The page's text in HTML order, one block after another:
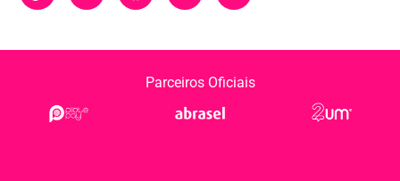
Parceiros Oficiais